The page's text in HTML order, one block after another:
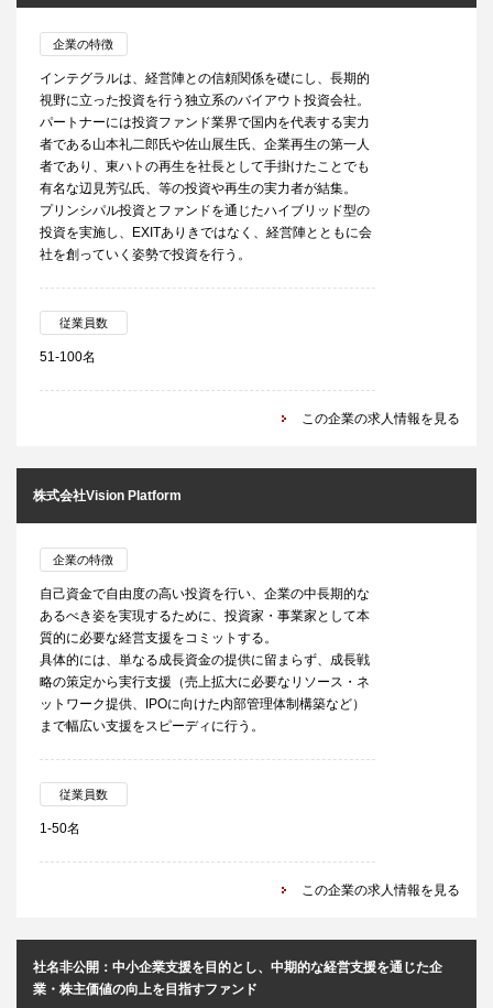
企業の特徴
インテグラルは、経営陣との信頼関係を礎にし、長期的
視野に立った投資を行う独立系のバイアウト投資会社。
パートナーには投資ファンド業界で国内を代表する実力
者である山本礼二郎氏や佐山展生氏、企業再生の第一人
者であり、東ハトの再生を社長として手掛けたことでも
有名な辺見芳弘氏、等の投資や再生の実力者が結集。
プリンシパル投資とファンドを通じたハイブリッド型の
投資を実施し、EXITありきではなく、経営陣とともに会
社を創っていく姿勢で投資を行う。
従業員数
51-100名
この企業の求人情報を見る
株式会社Vision Platform
企業の特徴
自己資金で自由度の高い投資を行い、企業の中長期的な
あるべき姿を実現するために、投資家・事業家として本
質的に必要な経営支援をコミットする。
具体的には、単なる成長資金の提供に留まらず、成長戦
略の策定から実行支援（売上拡大に必要なリソース・ネ
ットワーク提供、IPOに向けた内部管理体制構築など）
まで幅広い支援をスピーディに行う。
従業員数
1-50名
この企業の求人情報を見る
社名非公開：中小企業支援を目的とし、中期的な経営支援を通じた企
業・株主価値の向上を目指すファンド